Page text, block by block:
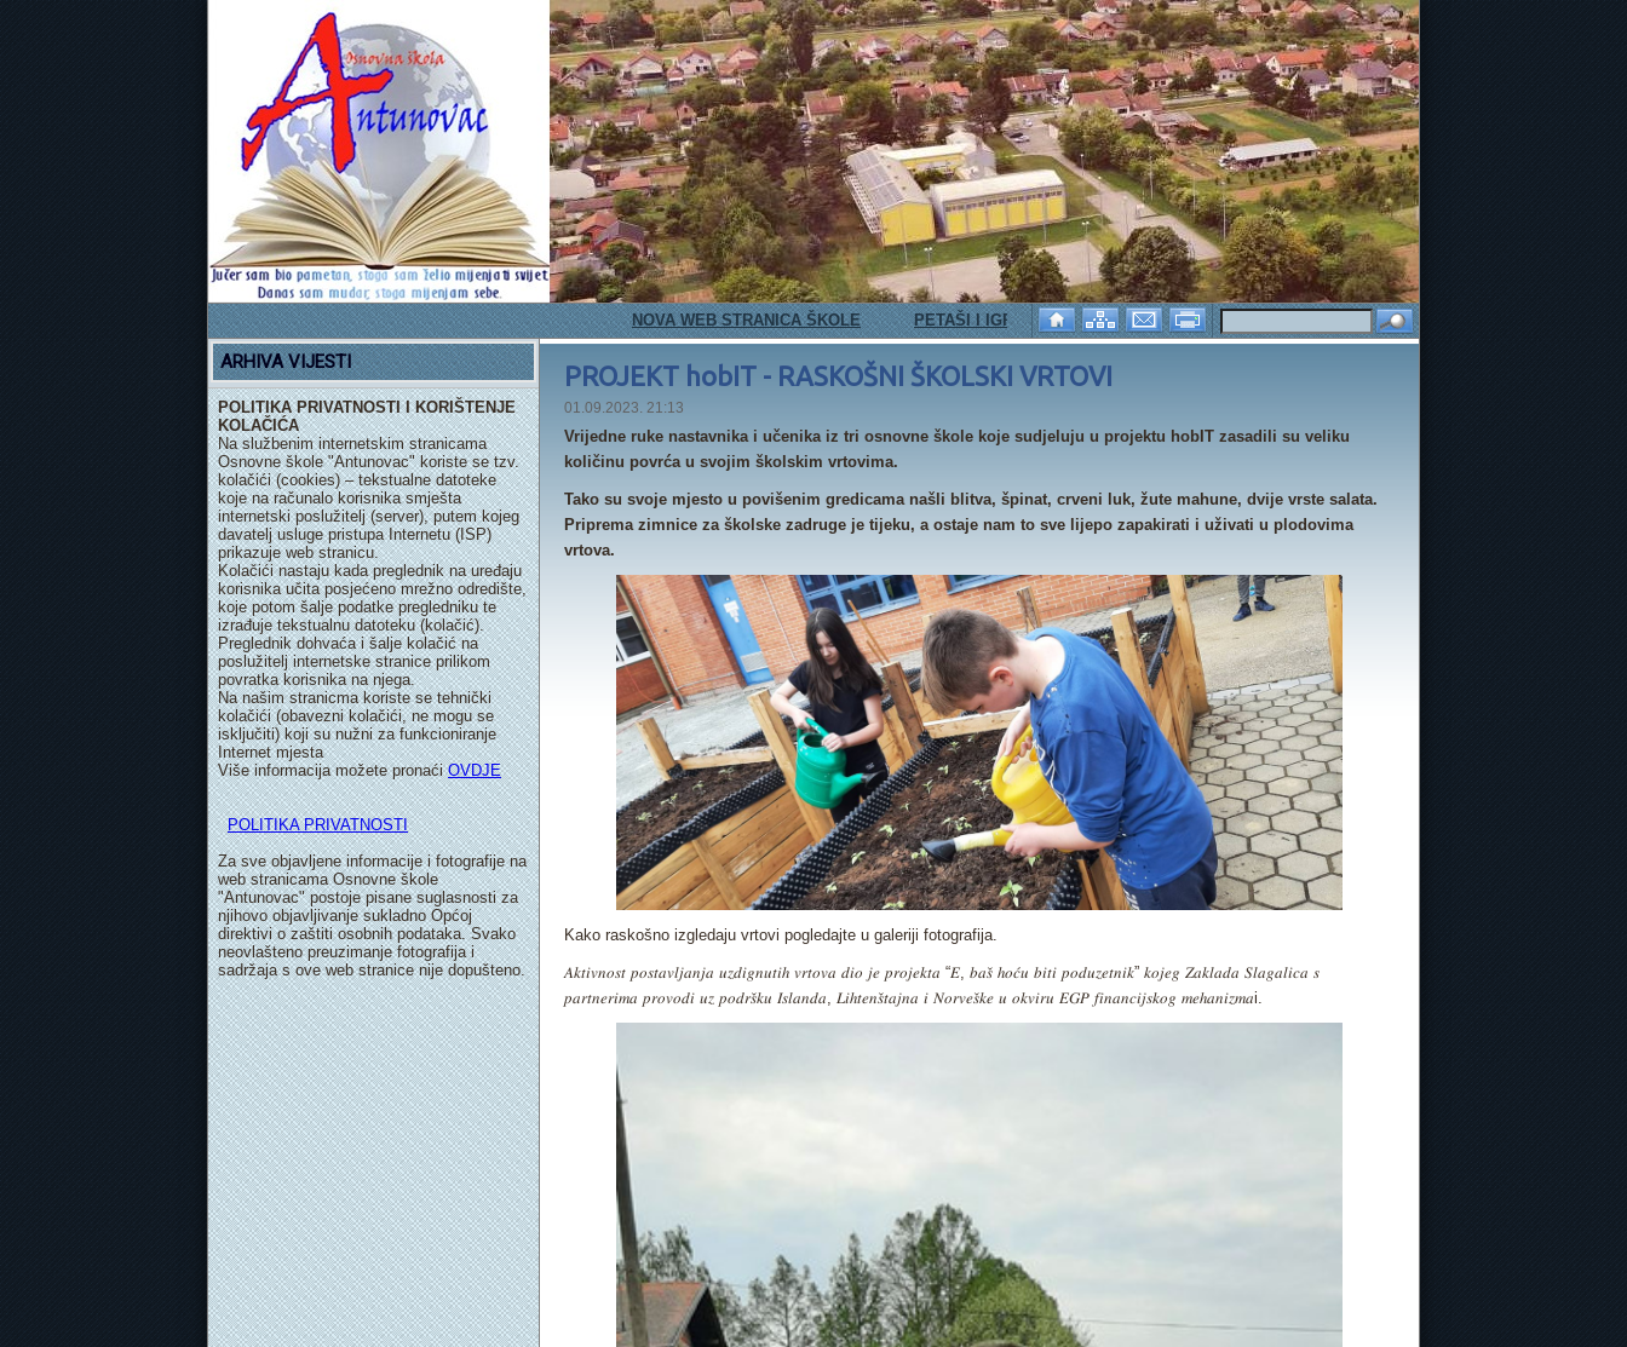
NOVA WEB STRANICA ŠKOLE PETAŠI I IGRA ŠKOLICE E-TWINNING PROJEKTI DAN RUŽIČASTIH MAJICA 2026.
ARHIVA VIJESTI
POLITIKA PRIVATNOSTI I KORIŠTENJE
KOLAČIĆA
Na službenim internetskim stranicama
Osnovne škole "Antunovac" koriste se tzv.
kolačići (cookies) – tekstualne datoteke
koje na računalo korisnika smješta
internetski poslužitelj (server), putem kojeg
davatelj usluge pristupa Internetu (ISP)
prikazuje web stranicu.
Kolačići nastaju kada preglednik na uređaju
korisnika učita posjećeno mrežno odredište,
koje potom šalje podatke pregledniku te
izrađuje tekstualnu datoteku (kolačić).
Preglednik dohvaća i šalje kolačić na
poslužitelj internetske stranice prilikom
povratka korisnika na njega.
Na našim stranicma koriste se tehnički
kolačići (obavezni kolačići, ne mogu se
isključiti) koji su nužni za funkcioniranje
Internet mjesta
Više informacija možete pronaćiOVDJE
POLITIKA PRIVATNOSTI
Za sve objavljene informacije i fotografije na
web stranicama Osnovne škole
"Antunovac" postoje pisane suglasnosti za
njihovo objavljivanje sukladno Općoj
direktivi o zaštiti osobnih podataka. Svako
neovlašteno preuzimanje fotografija i
sadržaja s ove web stranice nije dopušteno.
PROJEKT hobIT - RASKOŠNI ŠKOLSKI VRTOVI
01.09.2023. 21:13
Vrijedne ruke nastavnika i učenika iz tri osnovne škole koje sudjeluju u projektu hobIT zasadili su veliku
količinu povrća u svojim školskim vrtovima.
Tako su svoje mjesto u povišenim gredicama našli blitva, špinat, crveni luk, žute mahune, dvije vrste salata.
Priprema zimnice za školske zadruge je tijeku, a ostaje nam to sve lijepo zapakirati i uživati u plodovima
vrtova.
Kako raskošno izgledaju vrtovi pogledajte u galeriji fotografija.
𝐴𝑘𝑡𝑖𝑣𝑛𝑜𝑠𝑡 𝑝𝑜𝑠𝑡𝑎𝑣𝑙𝑗𝑎𝑛𝑗𝑎 𝑢𝑧𝑑𝑖𝑔𝑛𝑢𝑡𝑖ℎ 𝑣𝑟𝑡𝑜𝑣𝑎 𝑑𝑖𝑜 𝑗𝑒 𝑝𝑟𝑜𝑗𝑒𝑘𝑡𝑎 “𝐸, 𝑏𝑎𝑠̌ ℎ𝑜𝑐́𝑢 𝑏𝑖𝑡𝑖 𝑝𝑜𝑑𝑢𝑧𝑒𝑡𝑛𝑖𝑘” 𝑘𝑜𝑗𝑒𝑔 𝑍𝑎𝑘𝑙𝑎𝑑𝑎 𝑆𝑙𝑎𝑔𝑎𝑙𝑖𝑐𝑎 𝑠
𝑝𝑎𝑟𝑡𝑛𝑒𝑟𝑖𝑚𝑎 𝑝𝑟𝑜𝑣𝑜𝑑𝑖 𝑢𝑧 𝑝𝑜𝑑𝑟𝑠̌𝑘𝑢 𝐼𝑠𝑙𝑎𝑛𝑑𝑎, 𝐿𝑖ℎ𝑡𝑒𝑛𝑠̌𝑡𝑎𝑗𝑛𝑎 𝑖 𝑁𝑜𝑟𝑣𝑒𝑠̌𝑘𝑒 𝑢 𝑜𝑘𝑣𝑖𝑟𝑢 𝐸𝐺𝑃 𝑓𝑖𝑛𝑎𝑛𝑐𝑖𝑗𝑠𝑘𝑜𝑔 𝑚𝑒ℎ𝑎𝑛𝑖𝑧𝑚𝑎i.